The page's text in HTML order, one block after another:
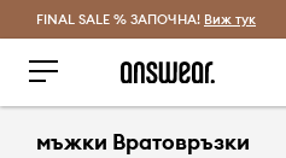
Спестявай с
FINAL SALE % ЗАПОЧНА! Виж тук
мъжки Вратовръзки